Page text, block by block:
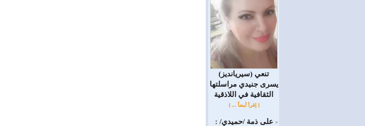
(سيريانديز) تنعي
يسرى جنيدي مراسلتها
الثقافية في اللاذقية
[ إقرأ أيضاً ... ]
= على ذمة /حميدي/ :